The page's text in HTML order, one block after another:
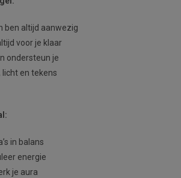
ben altijd aanwezig
voor je klaar
ondersteun je
licht en tekens
in balans
energie
je aura